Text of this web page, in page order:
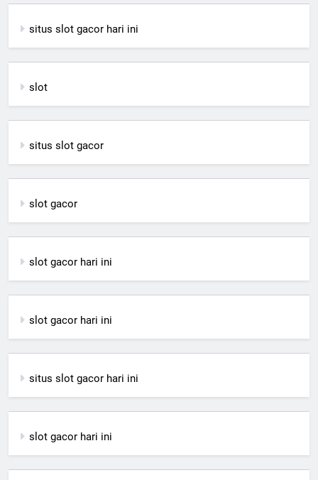
situs slot gacor hari ini
slot
situs slot gacor
slot gacor
slot gacor hari ini
slot gacor hari ini
situs slot gacor hari ini
slot gacor hari ini